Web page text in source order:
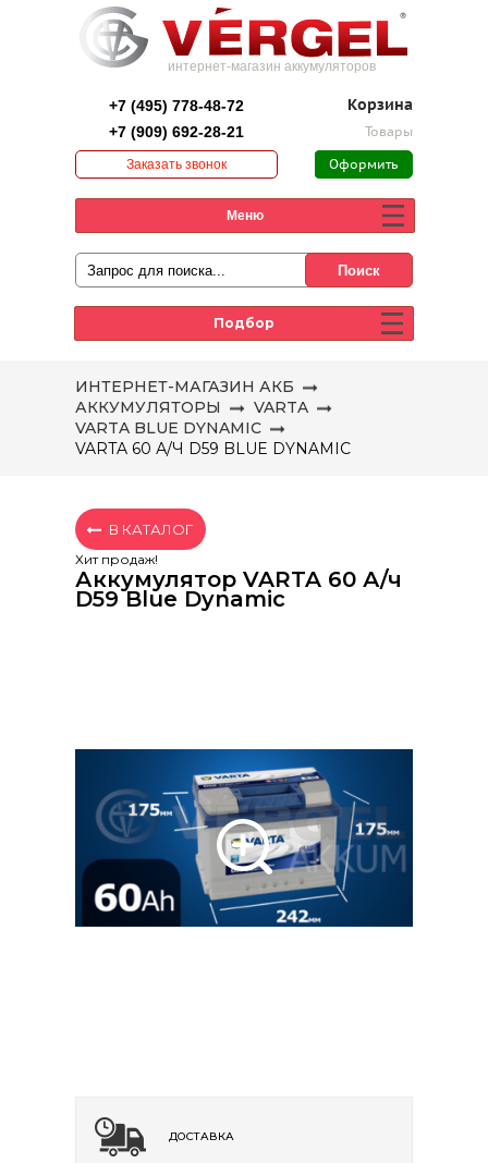
интернет-магазин аккумуляторов
+7 (495) 778-48-72
+7 (909) 692-28-21
Заказать звонок
Корзина
Товары
Оформить
Меню
Подбор
ИНТЕРНЕТ-МАГАЗИН АКБ
АККУМУЛЯТОРЫ
VARTA
VARTA BLUE DYNAMIC
VARTA 60 А/Ч D59 BLUE DYNAMIC
В КАТАЛОГ
Хит продаж!
Аккумулятор VARTA 60 А/ч
D59 Blue Dynamic
ДОСТАВКА